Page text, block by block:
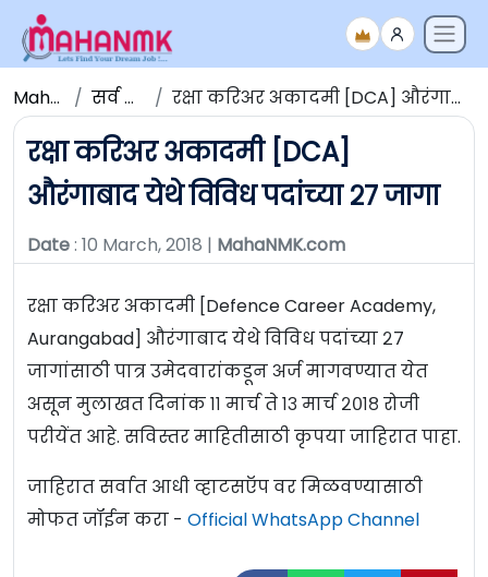
Maha NMK सर्व जाहिराती रक्षा करिअर अकादमी [DCA] औरंगाबाद येथे विविध पदांच्या २७ जागा
रक्षा करिअर अकादमी [DCA]
औरंगाबाद येथे विविध पदांच्या २७ जागा
Date: 10 March, 2018 | MahaNMK.com
रक्षा करिअर अकादमी [Defence Career Academy,
Aurangabad] औरंगाबाद येथे विविध पदांच्या २७
जागांसाठी पात्र उमेदवारांकडून अर्ज मागवण्यात येत
असून मुलाखत दिनांक ११ मार्च ते १३ मार्च २०१८ रोजी
परीयेंत आहे. सविस्तर माहितीसाठी कृपया जाहिरात पाहा.
जाहिरात सर्वात आधी व्हाटसऍप वर मिळवण्यासाठी
मोफत जॉईन करा - Official WhatsApp Channel